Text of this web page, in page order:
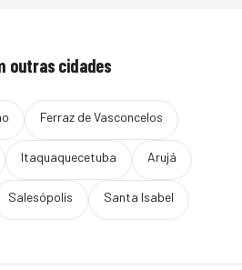
outras cidades
Ferraz de Vasconcelos
Itaquaquecetuba Arujá
Salesópolis Santa Isabel